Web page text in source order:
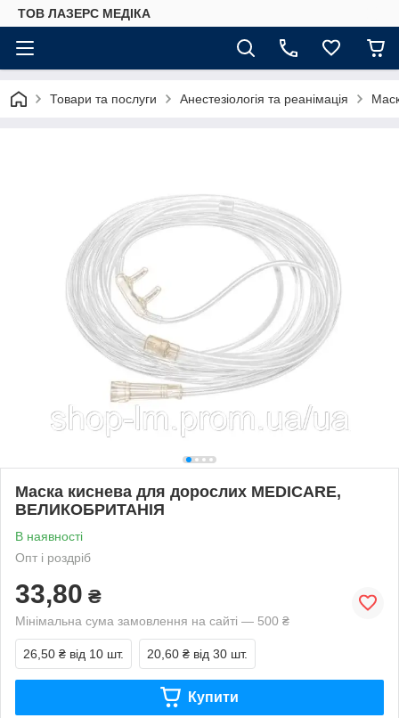
ТОВ ЛАЗЕРС МЕДІКА
Товари та послуги Анестезіологія та реанімація
Маска киснева для дорослих MEDICARE,
ВЕЛИКОБРИТАНІЯ
В наявності
Опт і роздріб
33,80 ₴
Мінімальна сума замовлення на сайті — 500 ₴
26,50 ₴ від 10 шт. 20,60 ₴ від 30 шт.
Купити